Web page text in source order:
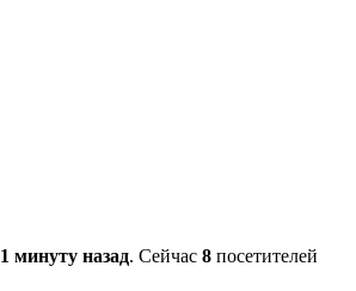
1 минуту назад. Сейчас 8 посетителей